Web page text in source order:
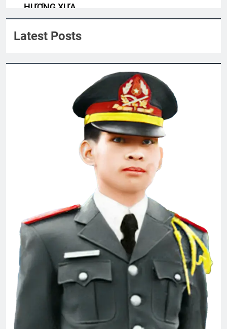
Xuân về: Nhớ em, nhớ “poncho” và
3 Years Ago
ĐÔI MẮT (The eyes)
3 Years Ago
Lời Tâm Huyết của Khóa 20
3 Years Ago
MÙA XUÂN ĐANG VỀ, VỀ CÙNG ANH,
EM NHÉ!
3 Years Ago
CTBCTY Tập IV chương 38
3 Years Ago
CHUYỆN TÌNH BƯỚM TRẮNG
HƯƠNG XƯA
Latest Posts